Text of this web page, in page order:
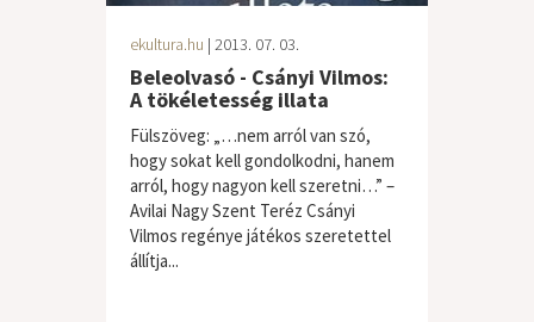
ekultura.hu | 2013. 07. 03.
Beleolvasó - Csányi Vilmos:
A tökéletesség illata
Fülszöveg: „…nem arról van szó,
hogy sokat kell gondolkodni, hanem
arról, hogy nagyon kell szeretni…” –
Avilai Nagy Szent Teréz Csányi
Vilmos regénye játékos szeretettel
állítja...